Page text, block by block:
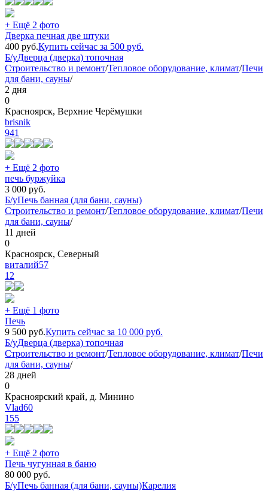
+ Ещё 2 фото
Дверка печная две штуки
400 руб.Купить сейчас за 500 руб.
Б/уДверца (дверка) топочная
Строительство и ремонт/Тепловое оборудование, климат/Печи
для бани, сауны/
2 дня
0
Красноярск, Верхние Черёмушки
brisnik
941
+ Ещё 2 фото
печь буржуйка
3 000 руб.
Б/уПечь банная (для бани, сауны)
Строительство и ремонт/Тепловое оборудование, климат/Печи
для бани, сауны/
11 дней
0
Красноярск, Северный
виталий57
12
+ Ещё 1 фото
Печь
9 500 руб.Купить сейчас за 10 000 руб.
Б/уДверца (дверка) топочная
Строительство и ремонт/Тепловое оборудование, климат/Печи
для бани, сауны/
28 дней
0
Красноярский край, д. Минино
Vlad60
155
+ Ещё 2 фото
Печь чугунная в баню
80 000 руб.
Б/уПечь банная (для бани, сауны)Карелия